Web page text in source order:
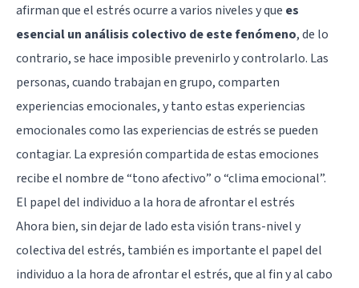
afirman que el estrés ocurre a varios niveles y que es
esencial un análisis colectivo de este fenómeno, de lo
contrario, se hace imposible prevenirlo y controlarlo. Las
personas, cuando trabajan en grupo, comparten
experiencias emocionales, y tanto estas experiencias
emocionales como las experiencias de estrés se pueden
contagiar. La expresión compartida de estas emociones
recibe el nombre de “tono afectivo” o “clima emocional”.
El papel del individuo a la hora de afrontar el estrés
Ahora bien, sin dejar de lado esta visión trans-nivel y
colectiva del estrés, también es importante el papel del
individuo a la hora de afrontar el estrés, que al fin y al cabo